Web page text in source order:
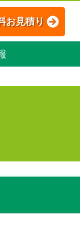
お見積り